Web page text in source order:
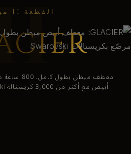
القطعة II من V
معطف
أبيض مع أكثر من 3,000 كريستالة Swarovski مثبّتة يدويًا.